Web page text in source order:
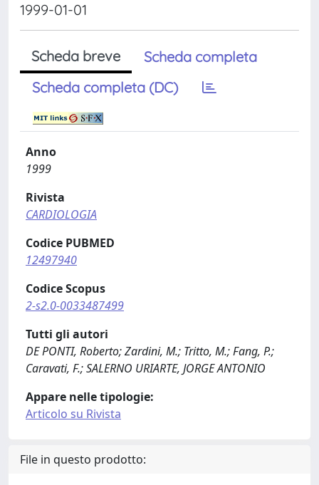
1999-01-01
Scheda breve
Scheda completa
Scheda completa (DC)
Anno
1999
Rivista
CARDIOLOGIA
Codice PUBMED
12497940
Codice Scopus
2-s2.0-0033487499
Tutti gli autori
DE PONTI, Roberto; Zardini, M.; Tritto, M.; Fang, P.;
Caravati, F.; SALERNO URIARTE, JORGE ANTONIO
Appare nelle tipologie:
Articolo su Rivista
File in questo prodotto: